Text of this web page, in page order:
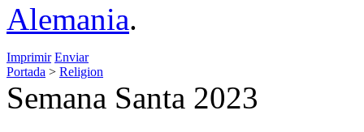
Alemania.
Imprimir Enviar
Portada > Religion
Semana Santa 2023